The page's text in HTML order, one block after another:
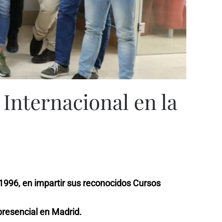
en la
en impartir sus reconocidos Cursos
en Madrid.